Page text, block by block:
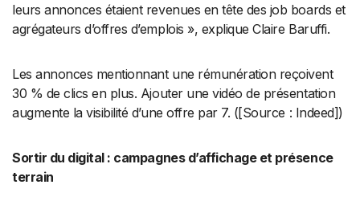
leurs annonces étaient revenues en tête des job boards et
agrégateurs d’offres d’emplois », explique Claire Baruffi.
Les annonces mentionnant une rémunération reçoivent
30 % de clics en plus. Ajouter une vidéo de présentation
augmente la visibilité d’une offre par 7. ([Source : Indeed])
Sortir du digital : campagnes d’affichage et présence
terrain